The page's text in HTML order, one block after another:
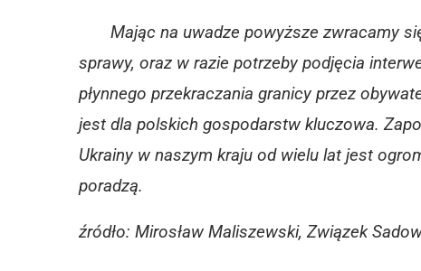
Mając na uwadze powyższe zwracamy
sprawy, oraz w razie potrzeby podjęcia
płynnego przekraczania granicy przez
jest dla polskich gospodarstw kluczowa.
Ukrainy w naszym kraju od wielu lat jest
poradzą.
źródło: Mirosław Maliszewski, Związek